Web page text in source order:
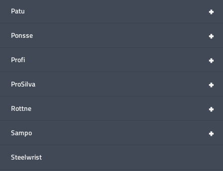
+
Patu
+
Ponsse
+
Profi
+
ProSilva
+
Rottne
+
Sampo
Steelwrist